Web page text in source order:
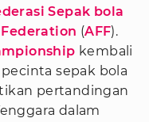
Sepak bola
(AFF).
kembali
sepak bola
pertandingan
dalam